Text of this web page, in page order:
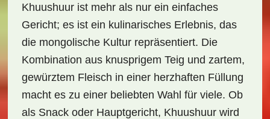
Khuushuur ist mehr als nur ein einfaches
Gericht; es ist ein kulinarisches Erlebnis, das
die mongolische Kultur repräsentiert. Die
Kombination aus knusprigem Teig und zartem,
gewürztem Fleisch in einer herzhaften Füllung
macht es zu einer beliebten Wahl für viele. Ob
als Snack oder Hauptgericht, Khuushuur wird